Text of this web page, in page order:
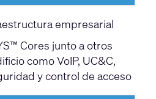
empresarial
Cores junto a otros
como VoIP, UC&C,
y control de acceso